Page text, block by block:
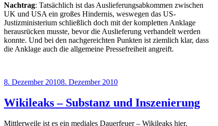
Nachtrag: Tatsächlich ist das Auslieferungsabkommen zwischen
UK und USA ein großes Hindernis, weswegen das US-
Justizministerium schließlich doch mit der kompletten Anklage
herausrücken musste, bevor die Auslieferung verhandelt werden
konnte. Und bei den nachgereichten Punkten ist ziemlich klar, dass
die Anklage auch die allgemeine Pressefreiheit angreift.
Veröffentlicht
8. Dezember 20108. Dezember 2010
Wikileaks – Substanz und Inszenierung
Mittlerweile ist es ein mediales Dauerfeuer – Wikileaks hier,